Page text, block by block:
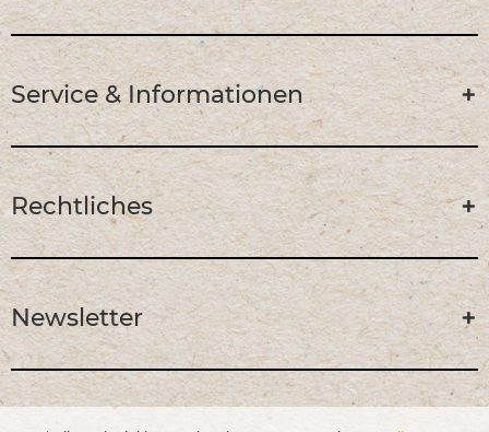
Service & Informationen
Rechtliches
Newsletter